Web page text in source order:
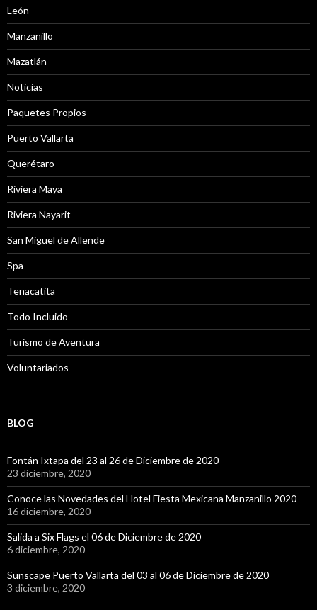
León
Manzanillo
Mazatlán
Noticias
Paquetes Propios
Puerto Vallarta
Querétaro
Riviera Maya
Riviera Nayarit
San Miguel de Allende
Spa
Tenacatita
Todo Incluido
Turismo de Aventura
Voluntariados
BLOG
Fontán Ixtapa del 23 al 26 de Diciembre de 2020
23 diciembre, 2020
Conoce las Novedades del Hotel Fiesta Mexicana Manzanillo 2020
16 diciembre, 2020
Salida a Six Flags el 06 de Diciembre de 2020
6 diciembre, 2020
Sunscape Puerto Vallarta del 03 al 06 de Diciembre de 2020
3 diciembre, 2020